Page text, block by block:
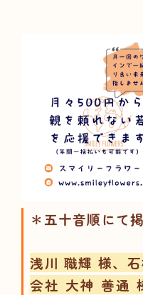
＊五十音順にて
浅川 職輝 様、
会社 大神 善通